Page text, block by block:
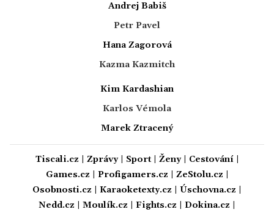
Andrej Babiš
Petr Pavel
Hana Zagorová
Kazma Kazmitch
Kim Kardashian
Karlos Vémola
Marek Ztracený
Tiscali.cz Zprávy| Sport| Ženy| Cestování|
Games.cz
Profigamers.cz ZeStolu.cz
Osobnosti.cz
Karaoketexty.cz Úschovna.cz
Nedd.cz
Moulík.cz Fights.cz Dokina.cz